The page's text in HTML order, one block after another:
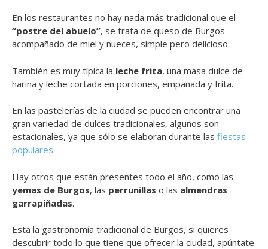
En los restaurantes no hay nada más tradicional que el
“postre del abuelo”, se trata de queso de Burgos
acompañado de miel y nueces, simple pero delicioso.
También es muy típica la leche frita, una masa dulce de
harina y leche cortada en porciones, empanada y frita.
En las pastelerías de la ciudad se pueden encontrar una
gran variedad de dulces tradicionales, algunos son
estacionales, ya que sólo se elaboran durante las fiestas
populares.
Hay otros que están presentes todo el año, como las
yemas de Burgos, las perrunillas o las almendras
garrapiñadas.
Esta la gastronomía tradicional de Burgos, si quieres
descubrir todo lo que tiene que ofrecer la ciudad, apúntate